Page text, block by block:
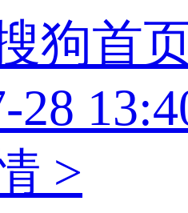
狗首
28
>